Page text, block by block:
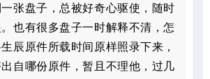
张盘子，总被好奇心驱使，随时
也有很多盘子一时解释不清，怎
辰原件所载时间原样照录下来，
自哪份原件，暂且不理他，过几